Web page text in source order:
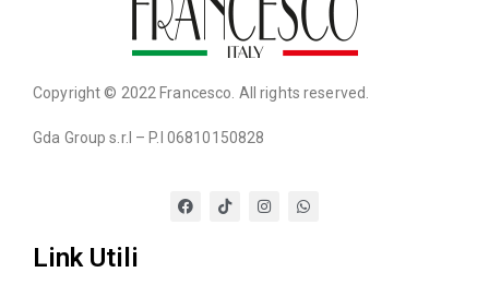
Copyright © 2022 Francesco. All rights reserved.
Gda Group s.r.l – P.I 06810150828
Link Utili